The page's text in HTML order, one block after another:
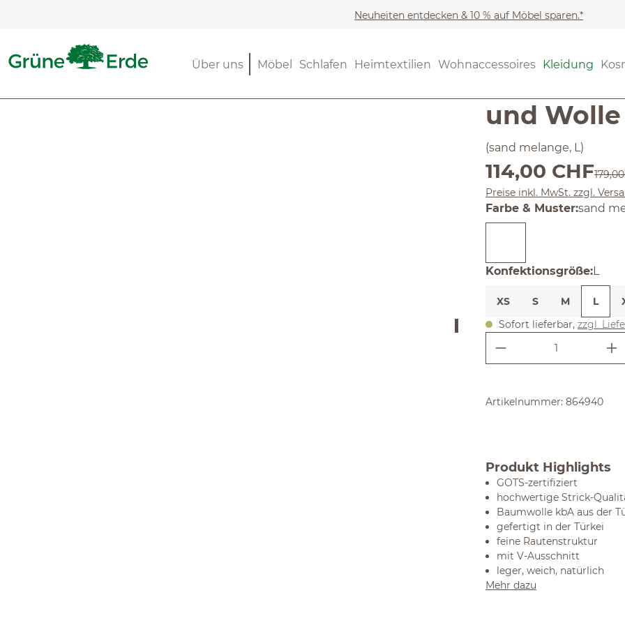
Neuheiten entdecken & 10 % auf Möbel sparen.*
Möbel Schlafen Heimtextilien Wohnaccessoires Kleidung
Über uns (5) 4
und Wolle
(sand melange, L)
Verkaufspreis:
114,00 CHF
Preise inkl. MwSt. zzgl.
Farbe & Muster:sand
Konfektionsgröße:L
XS S M L
Sofort lieferbar, zzgl.
Produkt
Artikelnummer: 864940
Produkt Highlights
GOTS-zertifiziert
hochwertige Strick-
Baumwolle kbA aus der
gefertigt in der Türkei
feine Rautenstruktur
mit V-Ausschnitt
leger, weich, natürlich
Mehr dazu